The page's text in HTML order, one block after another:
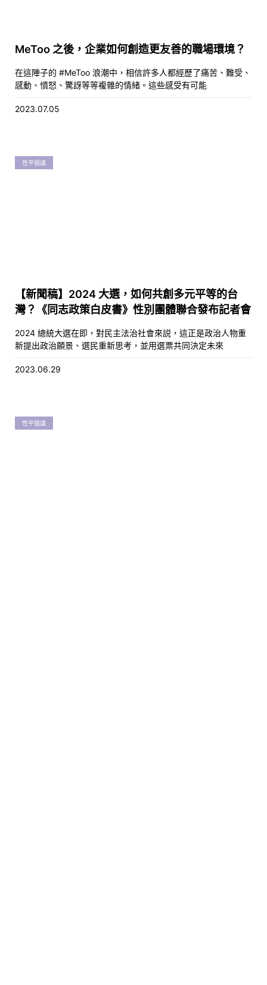
MeToo 之後，企業如何創造更友善的職場環境？
在這陣子的 #MeToo 浪潮中，相信許多人都經歷了痛苦、難受、
感動、憤怒、驚訝等等複雜的情緒。這些感受有可能
2023.07.05
性平倡議
【新聞稿】2024 大選，如何共創多元平等的台
灣？《同志政策白皮書》性別團體聯合發布記者會
2024 總統大選在即，對民主法治社會來説，這正是政治人物重
新提出政治願景、選民重新思考，並用選票共同決定未來
2023.06.29
性平倡議